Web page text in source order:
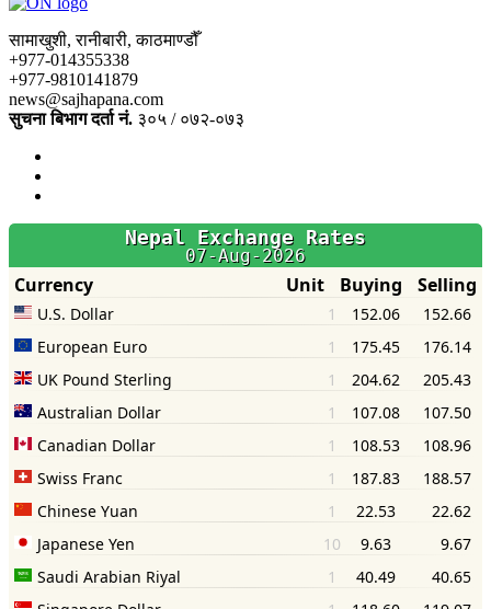
सामाखुशी, रानीबारी, काठमाण्डौँ
+977-014355338
+977-9810141879
news@sajhapana.com
सुचना बिभाग दर्ता नं. ३०५ / ०७२-०७३